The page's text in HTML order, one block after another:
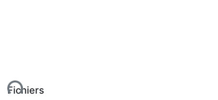
Fichiers